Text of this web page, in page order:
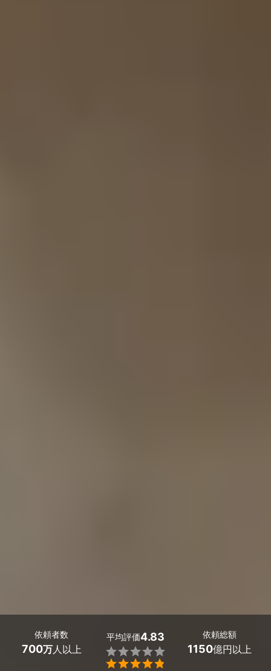
依頼者数
700万人以上
平均評価4.83


依頼総額
1150億円以上